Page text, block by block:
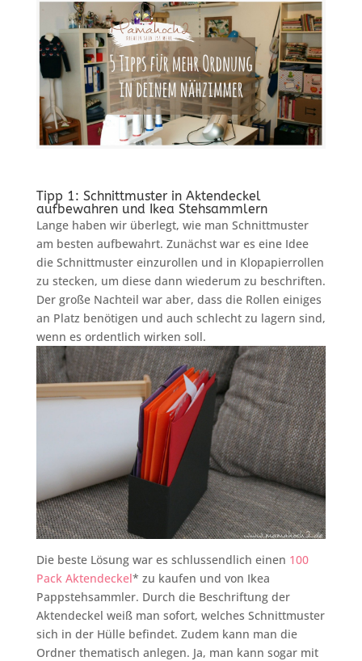
Tipp 1: Schnittmuster in Aktendeckel
aufbewahren und Ikea Stehsammlern
Lange haben wir überlegt, wie man Schnittmuster
am besten aufbewahrt. Zunächst war es eine Idee
die Schnittmuster einzurollen und in Klopapierrollen
zu stecken, um diese dann wiederum zu beschriften.
Der große Nachteil war aber, dass die Rollen einiges
an Platz benötigen und auch schlecht zu lagern sind,
wenn es ordentlich wirken soll.
Die beste Lösung war es schlussendlich einen 100
Pack Aktendeckel* zu kaufen und von Ikea
Pappstehsammler. Durch die Beschriftung der
Aktendeckel weiß man sofort, welches Schnittmuster
sich in der Hülle befindet. Zudem kann man die
Ordner thematisch anlegen. Ja, man kann sogar mit